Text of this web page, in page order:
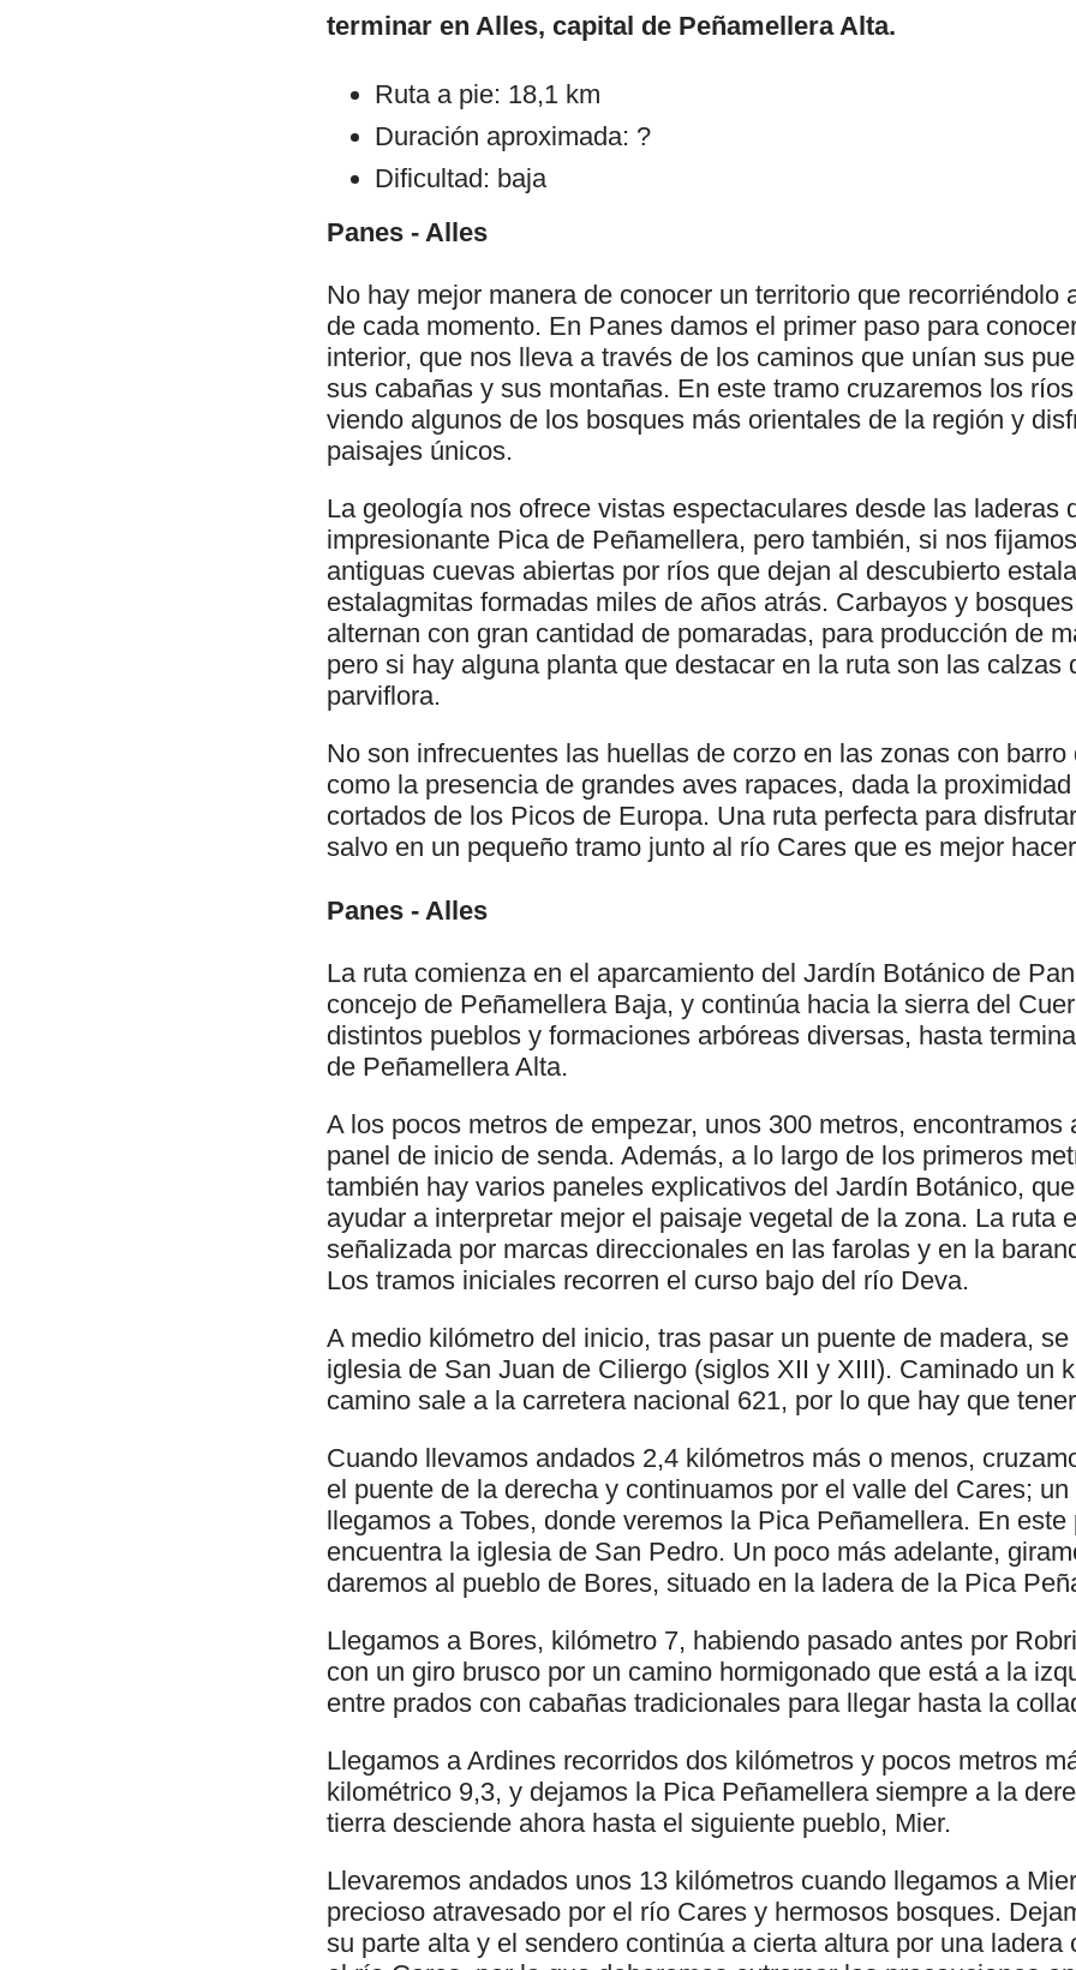
terminar en Alles, capital de Peñamellera Alta.
Ruta a pie: 18,1 km
Duración aproximada: ?
Dificultad: baja
Panes - Alles
No hay mejor manera de conocer un territorio que recorriéndolo
de cada momento. En Panes damos el primer paso para
interior, que nos lleva a través de los caminos que unían sus
sus cabañas y sus montañas. En este tramo cruzaremos los
viendo algunos de los bosques más orientales de la región y
paisajes únicos.
La geología nos ofrece vistas espectaculares desde las laderas
impresionante Pica de Peñamellera, pero también, si nos
antiguas cuevas abiertas por ríos que dejan al descubierto
estalagmitas formadas miles de años atrás. Carbayos y
alternan con gran cantidad de pomaradas, para producción de
pero si hay alguna planta que destacar en la ruta son las calzas
parviflora.
No son infrecuentes las huellas de corzo en las zonas con
como la presencia de grandes aves rapaces, dada la
cortados de los Picos de Europa. Una ruta perfecta para
salvo en un pequeño tramo junto al río Cares que es mejor
Panes - Alles
La ruta comienza en el aparcamiento del Jardín Botánico de
concejo de Peñamellera Baja, y continúa hacia la sierra del
distintos pueblos y formaciones arbóreas diversas, hasta
de Peñamellera Alta.
A los pocos metros de empezar, unos 300 metros, encontramos
panel de inicio de senda. Además, a lo largo de los primeros
también hay varios paneles explicativos del Jardín Botánico,
ayudar a interpretar mejor el paisaje vegetal de la zona. La ruta
señalizada por marcas direccionales en las farolas y en la
Los tramos iniciales recorren el curso bajo del río Deva.
A medio kilómetro del inicio, tras pasar un puente de madera,
iglesia de San Juan de Ciliergo (siglos XII y XIII). Caminado un
camino sale a la carretera nacional 621, por lo que hay que
Cuando llevamos andados 2,4 kilómetros más o menos,
el puente de la derecha y continuamos por el valle del Cares;
llegamos a Tobes, donde veremos la Pica Peñamellera. En este
encuentra la iglesia de San Pedro. Un poco más adelante,
daremos al pueblo de Bores, situado en la ladera de la Pica
Llegamos a Bores, kilómetro 7, habiendo pasado antes por
con un giro brusco por un camino hormigonado que está a la
entre prados con cabañas tradicionales para llegar hasta la
Llegamos a Ardines recorridos dos kilómetros y pocos metros
kilométrico 9,3, y dejamos la Pica Peñamellera siempre a la
tierra desciende ahora hasta el siguiente pueblo, Mier.
Llevaremos andados unos 13 kilómetros cuando llegamos a
precioso atravesado por el río Cares y hermosos bosques.
su parte alta y el sendero continúa a cierta altura por una ladera